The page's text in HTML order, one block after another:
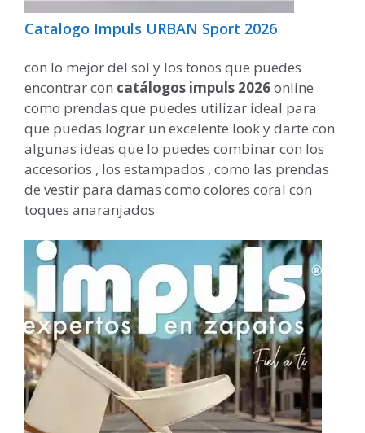
Catalogo Impuls URBAN Sport 2026
con lo mejor del sol y los tonos que puedes
encontrar con catálogos impuls 2026online
como prendas que puedes utilizar ideal para
que puedas lograr un excelente look y darte con
algunas ideas que lo puedes combinar con los
accesorios , los estampados , como las prendas
de vestir para damas como colores coral con
toques anaranjados